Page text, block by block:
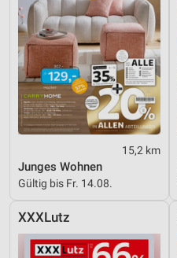
15,2 km
Junges Wohnen
Gültig bis Fr. 14.08.
XXXLutz